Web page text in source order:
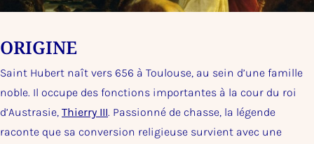
ORIGINE
Saint Hubert naît vers 656 à Toulouse, au sein d’une famille
noble. Il occupe des fonctions importantes à la cour du roi
d’Austrasie, Thierry III. Passionné de chasse, la légende
raconte que sa conversion religieuse survient avec une